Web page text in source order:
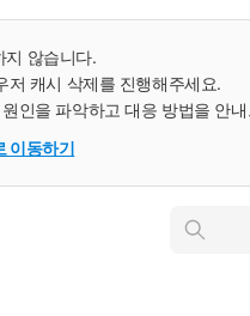
지 않습니다.
저 캐시 삭제를 진행해주세요.
인을 파악하고 대응 방법을 안
이동하기
인